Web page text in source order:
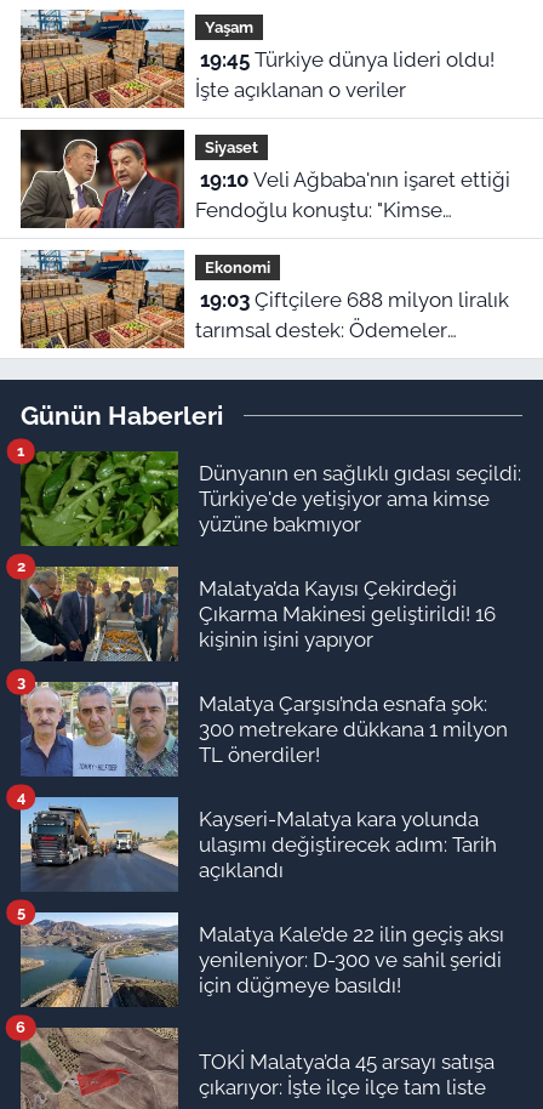
Yaşam
19:45Türkiye dünya lideri oldu!
İşte açıklanan o veriler
Siyaset
19:10Veli Ağbaba'nın işaret ettiği
Fendoğlu konuştu: "Kimse
kimseye kefil olamaz"
Ekonomi
19:03Çiftçilere 688 milyon liralık
tarımsal destek: Ödemeler
hesaplara yatıyor
Günün Haberleri
Dünyanın en sağlıklı gıdası seçildi:
Türkiye'de yetişiyor ama kimse
yüzüne bakmıyor
1
Malatya’da Kayısı Çekirdeği
Çıkarma Makinesi geliştirildi! 16
kişinin işini yapıyor
2
Malatya Çarşısı’nda esnafa şok:
300 metrekare dükkana 1 milyon
TL önerdiler!
3
Kayseri-Malatya kara yolunda
ulaşımı değiştirecek adım: Tarih
açıklandı
4
Malatya Kale’de 22 ilin geçiş aksı
yenileniyor: D-300 ve sahil şeridi
için düğmeye basıldı!
5
TOKİ Malatya’da 45 arsayı satışa
çıkarıyor: İşte ilçe ilçe tam liste
6